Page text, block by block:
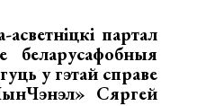
партал
беларусафобныя
у гэтай справе
Сяргей